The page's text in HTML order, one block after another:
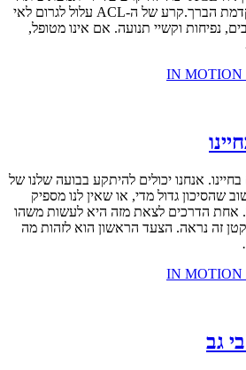
פתאומית או מכה ישירה בקדמת הברך.קרע של ה-ACL עלול לגרום לאי
נפיחות וקשיי תנועה. אם אינו מטופל,
אנחנו יכולים להיתקע בבועה שלנו של
שהסיכון גדול מדי, או שאין לנו מספיק
אחת הדרכים לצאת מזה היא לעשות משהו
זה נראה. הצעד הראשון הוא לזהות מה
גב